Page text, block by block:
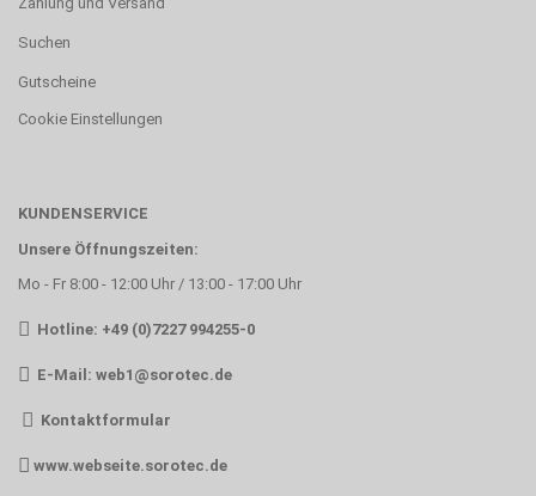
Suchen
Gutscheine
Cookie Einstellungen
KUNDENSERVICE
Unsere Öffnungszeiten:
Mo - Fr 8:00 - 12:00 Uhr / 13:00 - 17:00 Uhr
Hotline: +49 (0)7227 994255-0
E-Mail: web1@sorotec.de
Kontaktformular
www.webseite.sorotec.de